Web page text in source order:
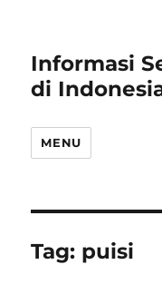
Informasi
di
MENU
Tag: puisi